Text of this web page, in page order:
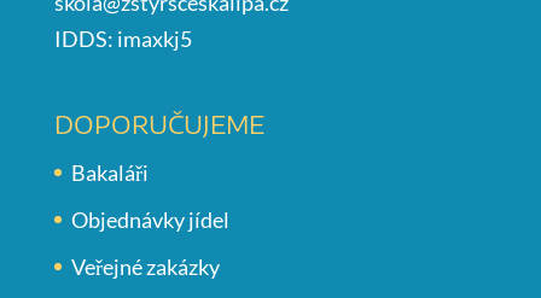
IDDS: imaxkj5
DOPORUČUJEME
Bakaláři
Objednávky jídel
Veřejné zakázky